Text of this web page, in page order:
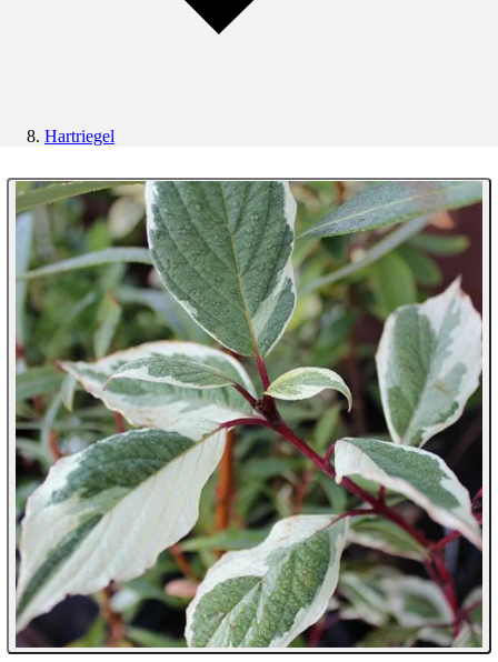
Hartriegel